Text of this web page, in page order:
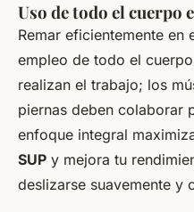
Uso de todo el cuerpo
Remar eficientemente en
empleo de todo el
realizan el trabajo; los
piernas deben colaborar
enfoque integral
SUP y mejora tu
deslizarse suavemente y